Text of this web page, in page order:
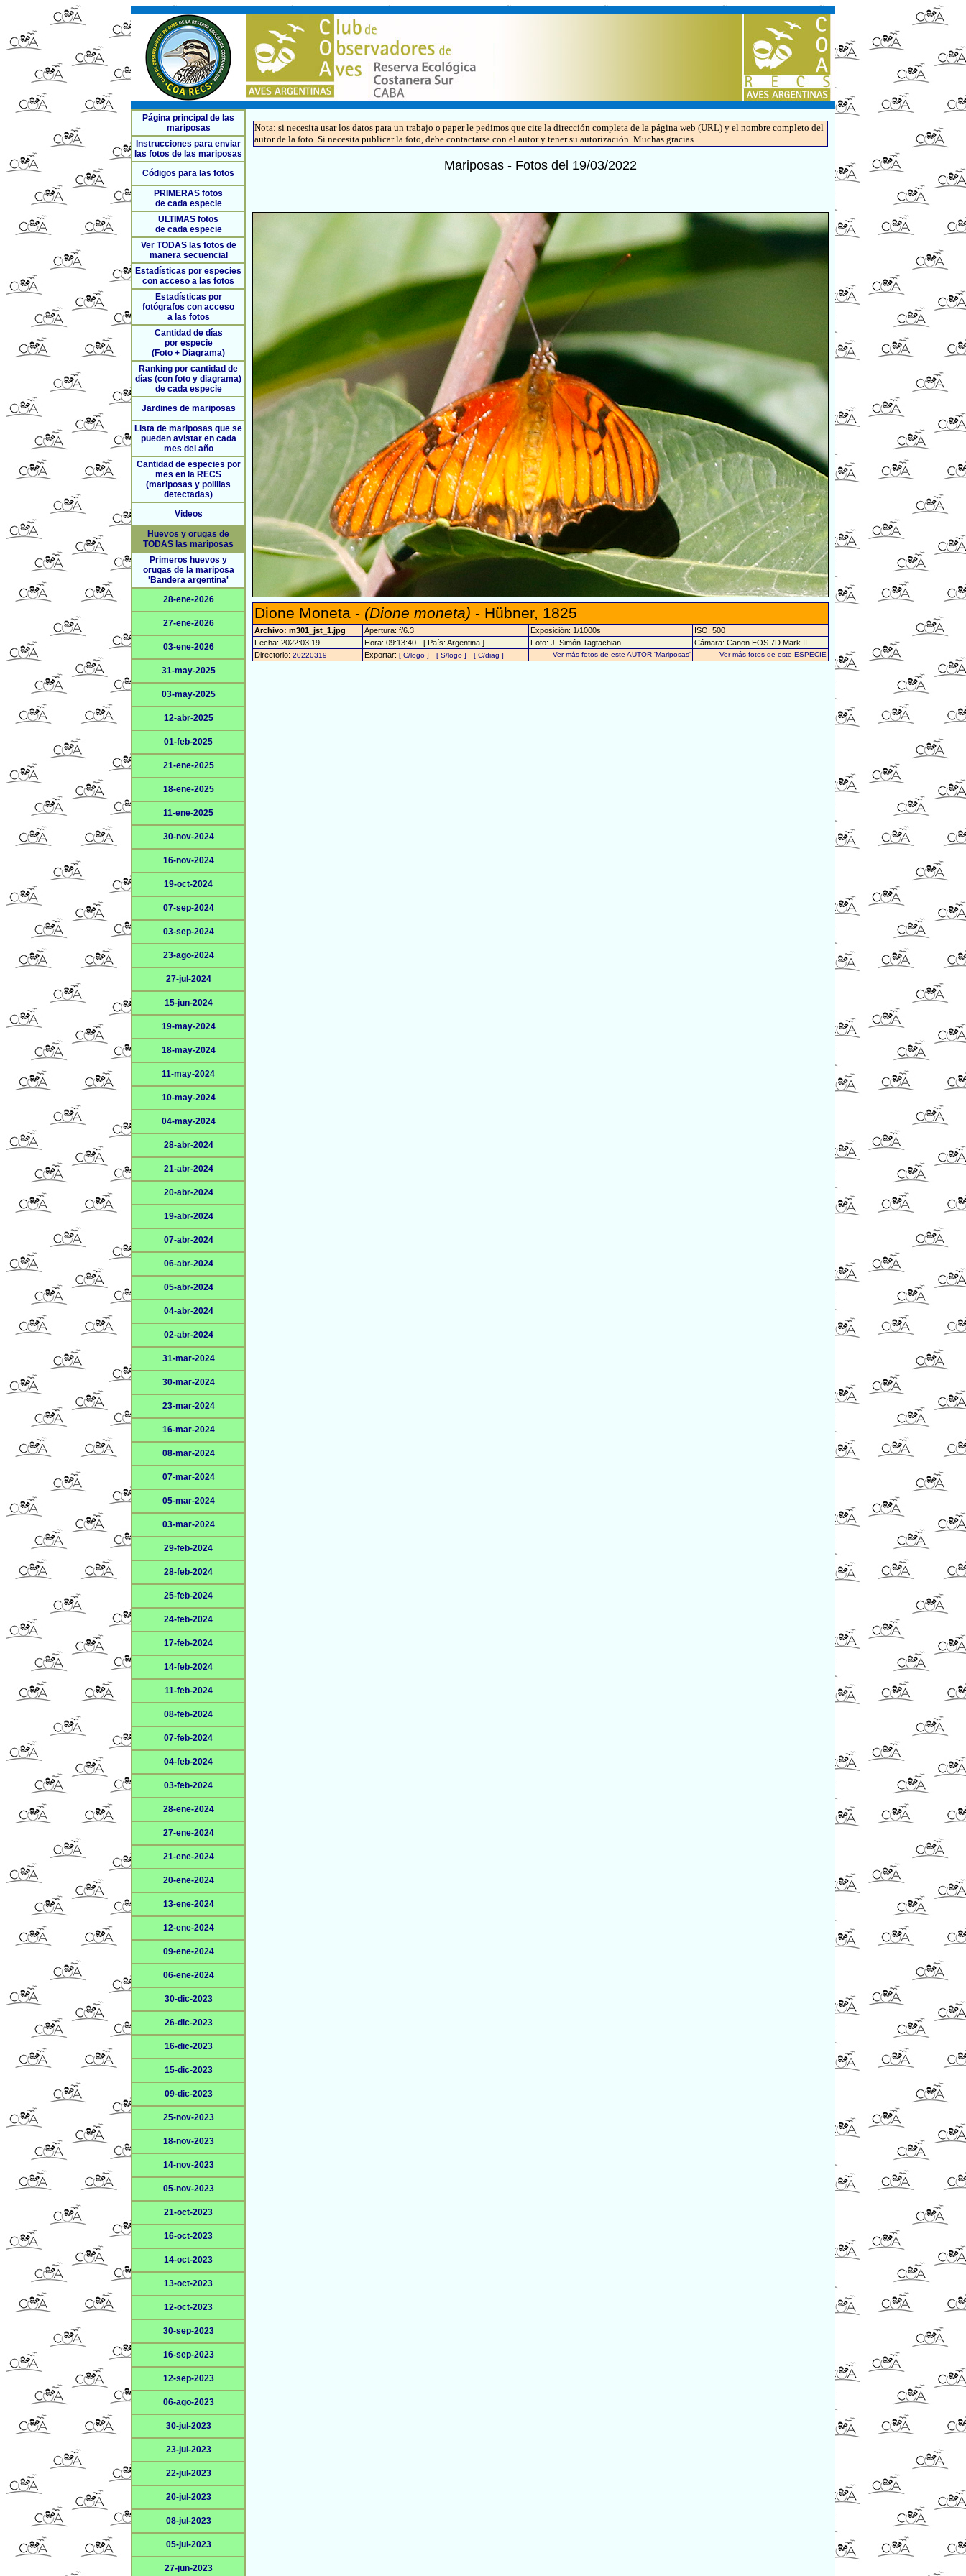
Página principal de las
mariposas
Instrucciones para enviar
las fotos de las mariposas
Códigos para las fotos
PRIMERAS fotos
de cada especie
ULTIMAS fotos
de cada especie
Ver TODAS las fotos de
manera secuencial
Estadísticas por especies
con acceso a las fotos
Estadísticas por
fotógrafos con acceso
a las fotos
Cantidad de días
por especie
(Foto + Diagrama)
Ranking por cantidad de
días (con foto y diagrama)
de cada especie
Jardines de mariposas
Lista de mariposas que se
pueden avistar en cada
mes del año
Cantidad de especies por
mes en la RECS
(mariposas y polillas
detectadas)
Videos
Huevos y orugas de
TODAS las mariposas
Primeros huevos y
orugas de la mariposa
'Bandera argentina'
28-ene-2026
27-ene-2026
03-ene-2026
31-may-2025
03-may-2025
12-abr-2025
01-feb-2025
21-ene-2025
18-ene-2025
11-ene-2025
30-nov-2024
16-nov-2024
19-oct-2024
07-sep-2024
03-sep-2024
23-ago-2024
27-jul-2024
15-jun-2024
19-may-2024
18-may-2024
11-may-2024
10-may-2024
04-may-2024
28-abr-2024
21-abr-2024
20-abr-2024
19-abr-2024
07-abr-2024
06-abr-2024
05-abr-2024
04-abr-2024
02-abr-2024
31-mar-2024
30-mar-2024
23-mar-2024
16-mar-2024
08-mar-2024
07-mar-2024
05-mar-2024
03-mar-2024
29-feb-2024
28-feb-2024
25-feb-2024
24-feb-2024
17-feb-2024
14-feb-2024
11-feb-2024
08-feb-2024
07-feb-2024
04-feb-2024
03-feb-2024
28-ene-2024
27-ene-2024
21-ene-2024
20-ene-2024
13-ene-2024
12-ene-2024
09-ene-2024
06-ene-2024
30-dic-2023
26-dic-2023
16-dic-2023
15-dic-2023
09-dic-2023
25-nov-2023
18-nov-2023
14-nov-2023
05-nov-2023
21-oct-2023
16-oct-2023
14-oct-2023
13-oct-2023
12-oct-2023
30-sep-2023
16-sep-2023
12-sep-2023
06-ago-2023
30-jul-2023
23-jul-2023
22-jul-2023
20-jul-2023
08-jul-2023
05-jul-2023
27-jun-2023
Nota: si necesita usar los datos para un trabajo o paper le pedimos que cite la dirección completa de la página web (URL) y el nombre completo del
autor de la foto. Si necesita publicar la foto, debe contactarse con el autor y tener su autorización. Muchas gracias.
Mariposas - Fotos del 19/03/2022
Dione Moneta - (Dione moneta) - Hübner, 1825
Archivo: m301_jst_1.jpg Apertura: f/6.3 Exposición: 1/1000s
ISO: 500
Fecha: 2022:03:19
Hora: 09:13:40 - [ País: Argentina ] Foto: J. Simón Tagtachian
Cámara: Canon EOS 7D Mark II
Directorio: 20220319 Exportar: [ C/logo ] - [ S/logo ] - [ C/diag ] Ver más fotos de este AUTOR 'Mariposas' Ver más fotos de este ESPECIE